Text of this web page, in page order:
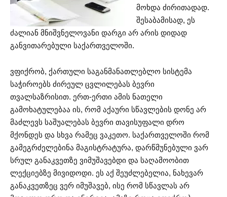
მოხდა ძირითადად.
შესაბამისად, ეს
ძალიან მნიშვნელოვანი დარგი არ არის დიდად
განვითარებული საქართველოში.
ვფიქრობ, ქართული საგანმანათლებლო სისტემა
საჭიროებს ძირეულ ცვლილებას ბევრი
თვალსაზრისით. ერთ-ერთი ამის ნათელი
გამოხატულებაა ის, რომ აქაური სწავლების დონე არ
მაძლევს საშუალებას ბევრი თავისუფალი დრო
მქონდეს და სხვა რამეც ვაკეთო. საქართველოში რომ
გამეგრძელებინა მაგისტრატურა, დარწმუნებული ვარ
სრულ განაკვეთზე ვიმუშავებდი და საღამოობით
ლექციებზე მივიდოდი. ეს აქ შეუძლებელია, ნახევარ
განაკვეთზეც ვერ იმუშავებ, ისე რომ სწავლას არ